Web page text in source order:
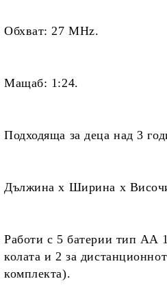
Обхват:27 MHz.
Мащаб: 1:24.
Подходяща за деца над 3
Дължина х Ширина х
Работи с 5 батерии тип ΑΑ
колата и 2 за
комплекта).